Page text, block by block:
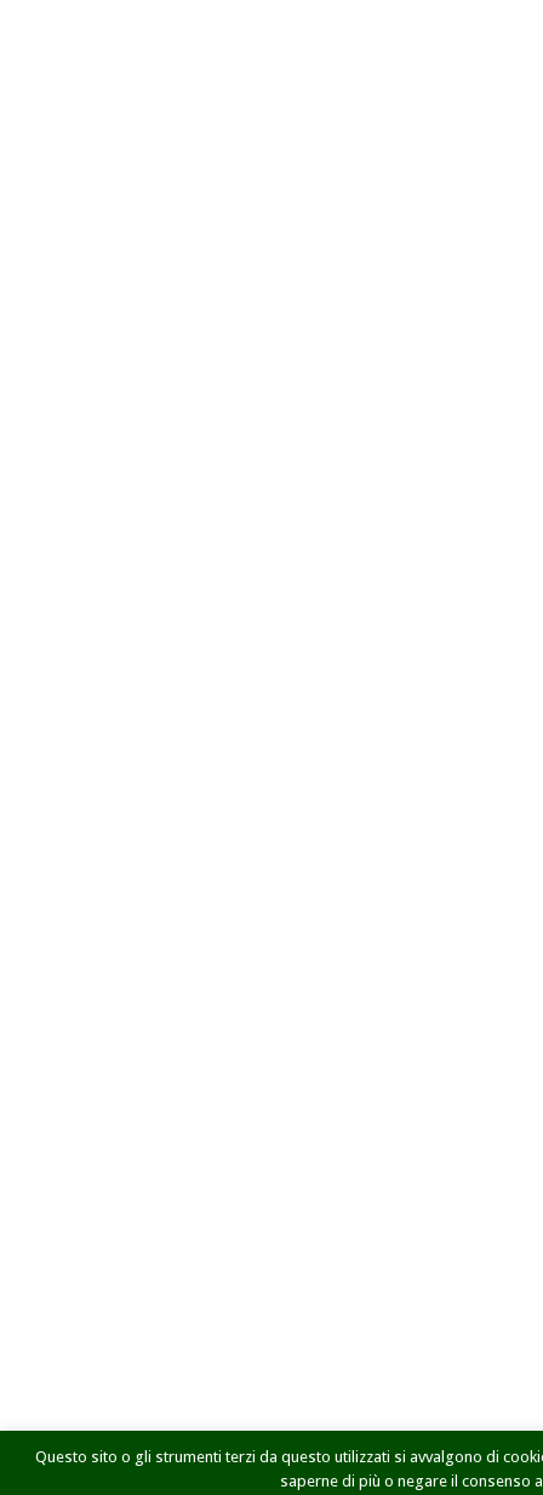
Questo sito o gli strumenti terzi da questo utilizzati si avvalgono di
saperne di più o negare il consenso